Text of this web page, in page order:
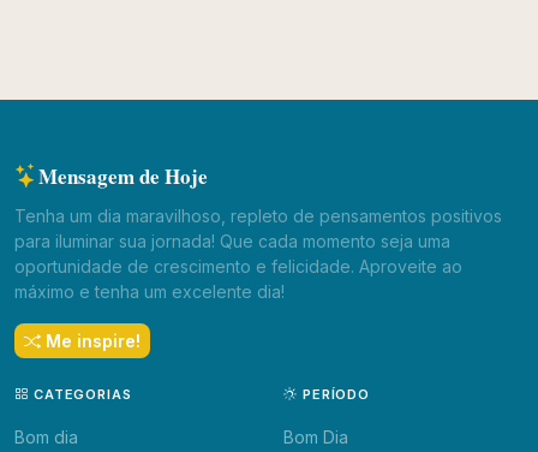
Mensagem de Hoje
Tenha um dia maravilhoso, repleto de pensamentos positivos
para iluminar sua jornada! Que cada momento seja uma
oportunidade de crescimento e felicidade. Aproveite ao
máximo e tenha um excelente dia!
Me inspire!
CATEGORIAS
Bom dia
PERÍODO
Bom Dia